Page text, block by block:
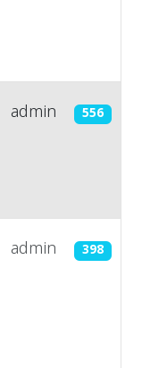
admin 556
admin 398